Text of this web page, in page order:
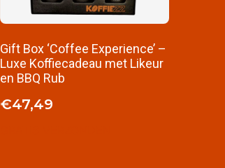
Gift Box ‘Coffee Experience’ –
Luxe Koffiecadeau met Likeur
en BBQ Rub
€47,49